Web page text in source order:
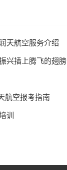
天航空服务介绍
兴插上腾飞的翅膀
航空报考指南
训